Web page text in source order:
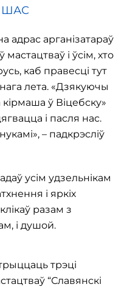
ШАС
адрас арганізатараў
і ўсім, хто
каб правесці тут
лета. «Дзякуючы
ў Віцебску»
і пасля нас.
– падкрэсліў
усім удзельнікам
і яркіх
разам з
і душой.
трэці
“Славянскі